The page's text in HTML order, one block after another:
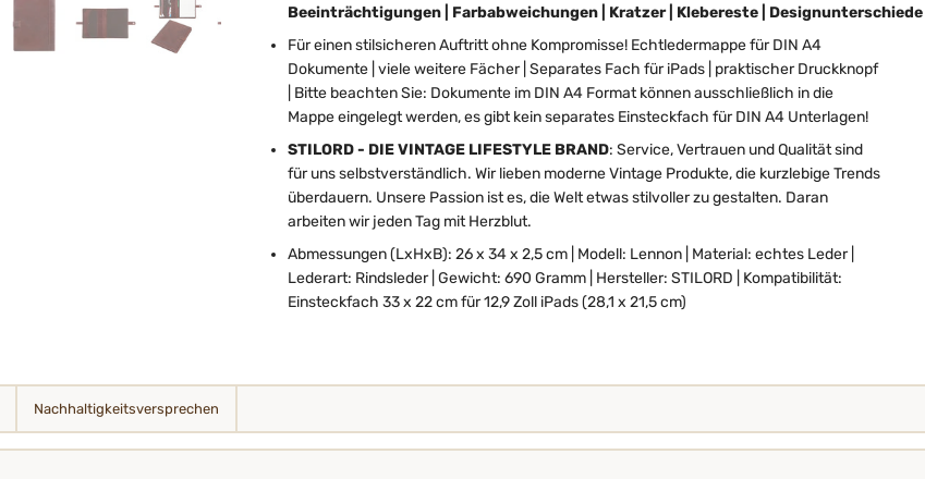
Beeinträchtigungen | Farbabweichungen | Kratzer | Klebereste | Designunterschiede
Für einen stilsicheren Auftritt ohne Kompromisse! Echtledermappe für DIN A4
Dokumente | viele weitere Fächer | Separates Fach für iPads | praktischer Druckknopf
| Bitte beachten Sie: Dokumente im DIN A4 Format können ausschließlich in die
Mappe eingelegt werden, es gibt kein separates Einsteckfach für DIN A4 Unterlagen!
STILORD - DIE VINTAGE LIFESTYLE BRAND: Service, Vertrauen und Qualität sind
für uns selbstverständlich. Wir lieben moderne Vintage Produkte, die kurzlebige Trends
überdauern. Unsere Passion ist es, die Welt etwas stilvoller zu gestalten. Daran
arbeiten wir jeden Tag mit Herzblut.
Abmessungen (LxHxB): 26 x 34 x 2,5 cm | Modell: Lennon | Material: echtes Leder |
Lederart: Rindsleder | Gewicht: 690 Gramm | Hersteller: STILORD | Kompatibilität:
Einsteckfach 33 x 22 cm für 12,9 Zoll iPads (28,1 x 21,5 cm)
Nachhaltigkeits­­­versprechen